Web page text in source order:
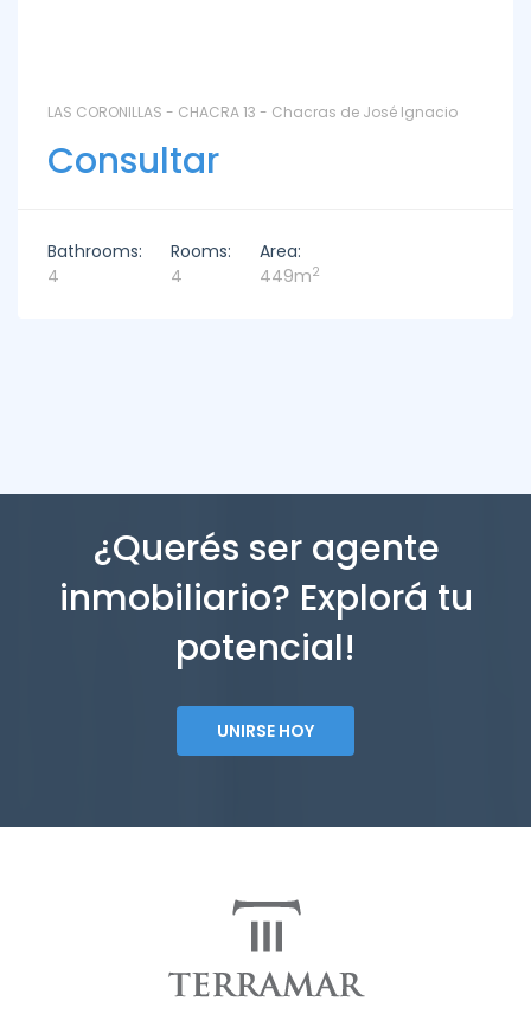
LAS CORONILLAS - CHACRA 13 - Chacras de José Ignacio
Consultar
Bathrooms:
4
Rooms:
4
Area:
449m2
¿Querés ser agente
inmobiliario? Explorá tu
potencial!
UNIRSE HOY